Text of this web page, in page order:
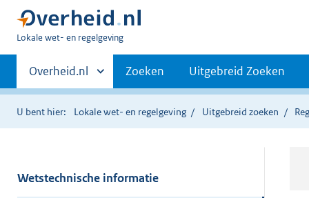
U
hier:
Lokale wet- en regelgeving
Primaire
navigatie
Andere
sites
binnen
Overheid.nl Zoeken Uitgebreid Zoeken
U bent hier: Lokale wet- en regelgeving Uitgebreid zoeken
Wetstechnische informatie